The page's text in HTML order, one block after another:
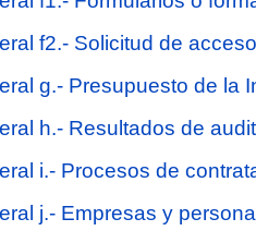
f2.- Solicitud de
g.- Presupuesto de la
h.- Resultados de
i.- Procesos de
j.- Empresas y